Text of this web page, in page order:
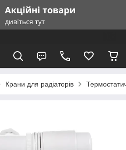
Крани для радіаторів